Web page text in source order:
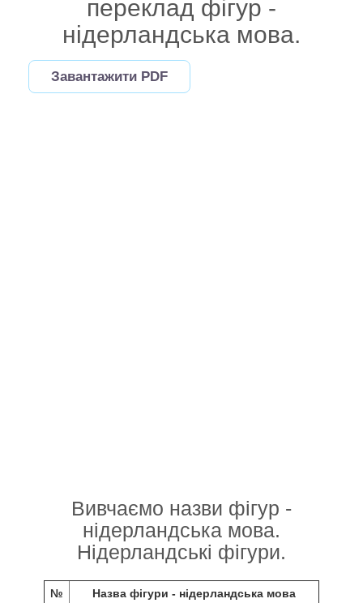
переклад фігур -
нідерландська мова.
Завантажити PDF
Вивчаємо назви фігур -
нідерландська мова.
Нідерландські фігури.
№ Назва фігури - нідерландська мова